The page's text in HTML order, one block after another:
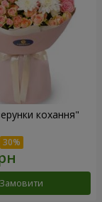
кохання"
Замовити